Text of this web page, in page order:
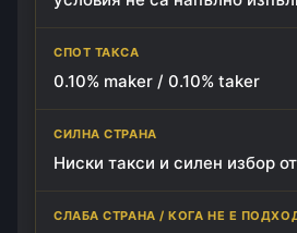
0.10% maker / 0.10% taker
Ниски такси и силен избор